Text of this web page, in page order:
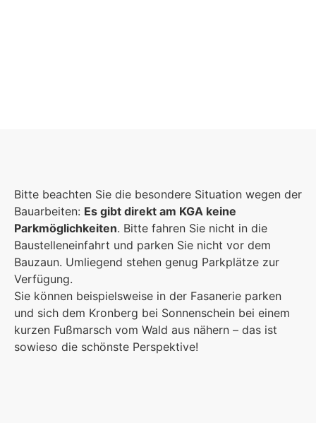
Es kommt auf jeden Einzelnen an, zusammen
sind wir eine starke Gemeinschaft.
Foto: KGA CC BY NC
Mehr erfahren
Bitte beachten Sie die besondere Situation wegen der
Bauarbeiten: Es gibt direkt am KGA keine
Parkmöglichkeiten. Bitte fahren Sie nicht in die
Baustelleneinfahrt und parken Sie nicht vor dem
Bauzaun. Umliegend stehen genug Parkplätze zur
Verfügung.
Sie können beispielsweise in der Fasanerie parken
und sich dem Kronberg bei Sonnenschein bei einem
kurzen Fußmarsch vom Wald aus nähern – das ist
sowieso die schönste Perspektive!